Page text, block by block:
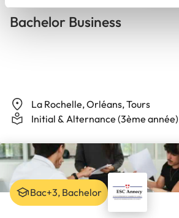
Bachelor Business
La Rochelle, Orléans, Tours
Initial & Alternance (3ème année)
Bac+3, Bachelor